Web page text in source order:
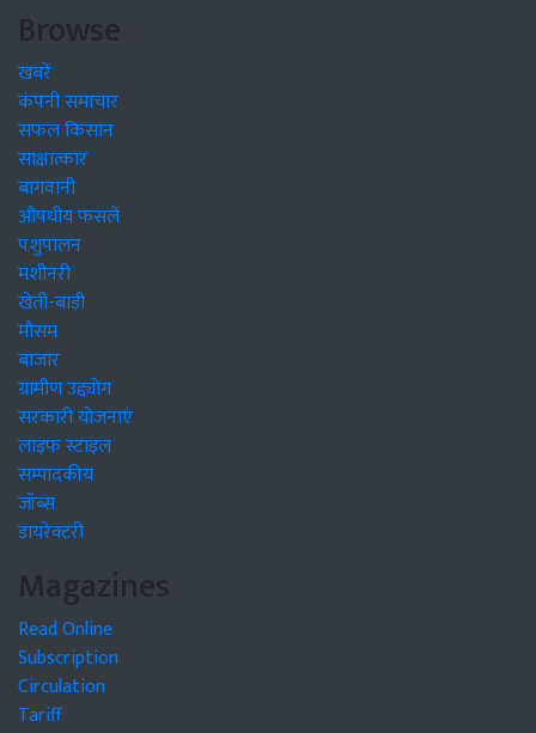
Browse
खबरें
कंपनी समाचार
सफल किसान
साक्षात्कार
बागवानी
औषधीय फसलें
पशुपालन
मशीनरी
खेती-बाड़ी
मौसम
बाजार
ग्रामीण उद्द्योग
सरकारी योजनाएं
लाइफ स्टाइल
सम्पादकीय
जॉब्स
डायरेक्टरी
Magazines
Read Online
Subscription
Circulation
Tariff